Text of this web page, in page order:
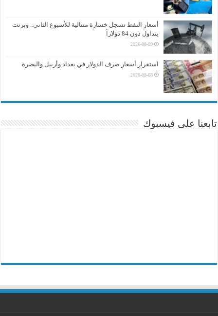
أسعار النفط تسجل خسارة متتالية للأسبوع الثاني.. وبرنت
يتداول دون 84 دولاراً
2026-08-09
استقرار أسعار صرف الدولار في بغداد وأربيل والبصرة
2026-08-08
تابعنا على فيسبوك